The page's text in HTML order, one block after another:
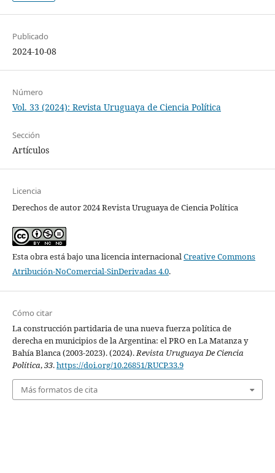
Publicado
2024-10-08
Número
Vol. 33 (2024): Revista Uruguaya de Ciencia Política
Sección
Artículos
Licencia
Derechos de autor 2024 Revista Uruguaya de Ciencia Política
Esta obra está bajo una licencia internacionalCreative Commons
Atribución-NoComercial-SinDerivadas 4.0.
Cómo citar
La construcción partidaria de una nueva fuerza política de
derecha en municipios de la Argentina: el PRO en La Matanza y
Bahía Blanca (2003-2023). (2024).Revista Uruguaya De Ciencia
Política,33.https://doi.org/10.26851/RUCP.33.9
Más formatos de cita